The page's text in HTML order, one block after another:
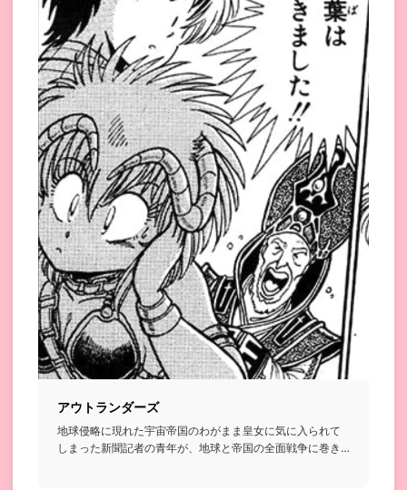
アウトランダーズ
地球侵略に現れた宇宙帝国のわがまま皇女に気に入られて
しまった新聞記者の青年が、地球と帝国の全面戦争に巻き